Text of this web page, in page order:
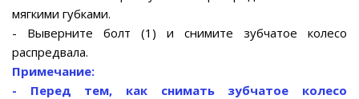
мягкими губками.
- Выверните болт (1) и снимите зубчатое колесо
распредвала.
Примечание:
- Перед тем, как снимать зубчатое колесо